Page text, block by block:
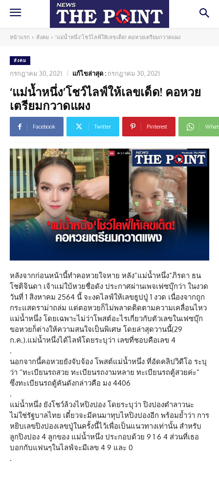
หน้าแรก สังคม 'แม่น้ำหนึ่ง'โชว์ไลฟ์ให้เลขเด็ด! คอหวยเตรียมกวาดแผง
สังคม
กรกฎาคม 30, 2021 แก้ไขล่าสุด : กรกฎาคม 30, 2021
‘แม่น้ำหนึ่ง’โชว์ไลฟ์ให้เลขเด็ด! คอหวย
เตรียมกวาดแผง
Facebook Twitter Pinterest
หลังจากก่อนหน้านี้ทำคอหวยใจหาย หลัง”แม่น้ำหนึ่ง”ภิรดา ธน
โชติจินดา เจ้าแม่ใบ้หวยชื่อดัง ประกาศผ่านเพจเฟซบุ๊กว่า ในงวด
วันที่ 1 สิงหาคม 2564 นี้ จะงดไลฟ์ให้เลขธูปปู่ 1 งวด เนื่องจากถูก
กระแสดราม่าถล่ม แต่ตอหวยก็ไม่พลาดติดตามความเคลื่อนไหว
แม่น้ำหนึ่ง โดยเฉพาะไม่ว่าโพสต์อะไรเกี่ยวกับตัวเลขในเฟซบุ๊ก
ขอหวยก็ต่างให้ความสนใจเป็นพิเศษ โดยล่าสุดวานนี้(29
ก.ค.).แม่น้ำหนึ่งได้ไลฟ์โดยระบุว่า เลขที่ชอบคือเลข 4
.
นอกจากนี้คอหวยยังจับจ้อง โพสต์แม่น้ำหนึ่ง ที่อัดคลิปวิดีโอ ระบุ
ว่า “ทะเบียนรถสวย ทะเบียนรถงามหลาย ทะเบียนรถตู้สวยค่ะ”
ซึ่งทะเบียนรถตู้คันดังกล่าวคือ มง 4406
.
แม่น้ำหนึ่ง ยังโชว์ล้วงไหปิงปอง โดยระบุว่า ปิงปองตำลาวนะ
ไม่ใช่รัฐบาลไทย เดี๋ยวจะมีคนมาทุบไหปิงปองอีก พร้อมย้ำว่า การ
หยิบเลขปิงปองเลขปู่ในครั้งนี้ไว้เพื่อเป็นแนวทางเท่านั้น สำหรับ
ลูกปิงปอง 4 ลูกของ แม่น้ำหนึ่ง ประกอบด้วย 9 1 6 4 ส่วนที่เธอ
บอกกับแฟนๆในไลฟ์จะมีเลข 4 9 และ 0
.